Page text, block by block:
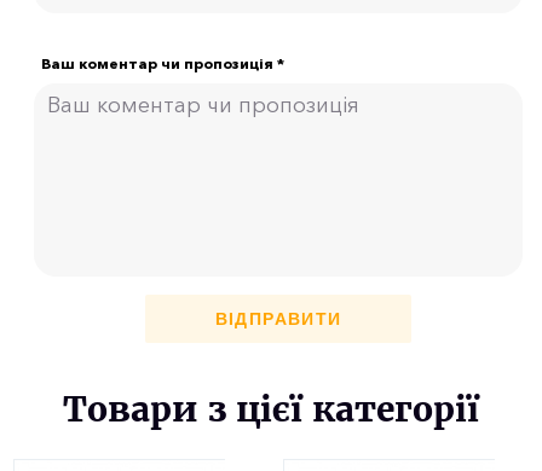
Ваш коментар чи пропозиція *
ВІДПРАВИТИ
Товари з цієї категорії